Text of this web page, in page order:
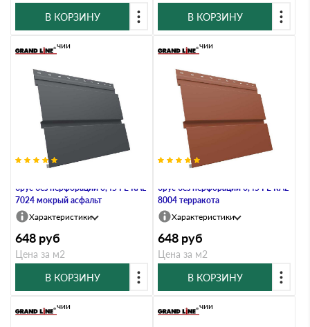
В КОРЗИНУ
В КОРЗИНУ
брус без перфорации 0,45 PE RAL
7024 мокрый асфальт
В наличии
Характеристики
648 руб
Цена за м2
В КОРЗИНУ
брус без перфорации 0,45 PE RAL
8004 терракота
В наличии
Характеристики
648 руб
Цена за м2
В КОРЗИНУ
В наличии В наличии